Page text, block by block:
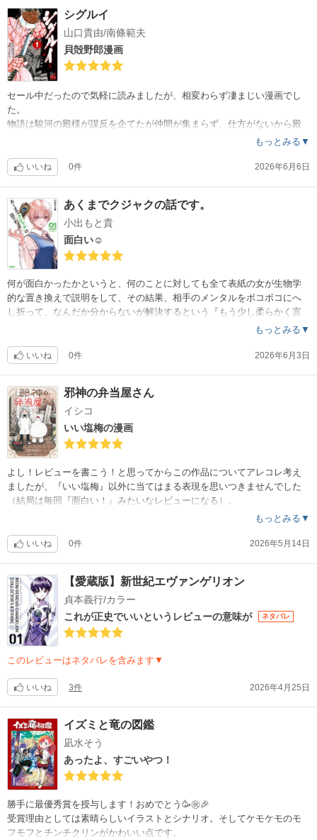
シグルイ
山口貴由/南條範夫
貝殻野郎漫画
セール中だったので気軽に読みましたが、相変わらず凄まじい漫画でし
た。
物語は駿河の殿様が謀反を企てたが仲間が集まらず、仕方がないから殿
の眼前で試合（殺し合い）をする事で殿の気を紛らわせるといった内容
がこの作品です。
察し）
クソが詰まった腸が舞い散ったり、グロいシーンは多めですが、面白い
のは間違い無いです。カリスマ道場主や牛鬼の兄貴等、武士達の壮絶な
一生を是非ご覧ください。
（他の方のレビュー通り、11巻以降は原作回収と多分第二試合の準備（
原作未読）などで動きがあまり無かったです。また、第二試合について
は主人公？の魅力が無さすぎて（むしろ気持ち悪い）続編も無くなった
感じでしょうかね）
もっとみる▼
いいね 0件 2026年6月6日
あくまでクジャクの話です。
小出もと貴
面白い☺️
何が面白かったかというと、何のことに対しても全て表紙の女が生物学
的な置き換えで説明をして、その結果、相手のメンタルをボコボコにへ
し折って、なんだか分からないが解決するという『もう少し柔らかく言
色々あったようで、この２人の関係はこの先どうなるんですかね?
もっとみる▼
いいね 0件 2026年6月3日
邪神の弁当屋さん
イシコ
いい塩梅の漫画
よし！レビューを書こう！と思ってからこの作品についてアレコレ考え
ましたが、『いい塩梅』以外に当てはまる表現を思いつきませんでした
（結局は毎回『面白い！』みたいなレビューになる）。
最初から『主人公は過去に罪を抱えた神様で、贖罪の為に生きている』
と思っていて、最終巻はどうなるんだろう？とワクワクしながらページ
作品としては、ほのぼの系に謎もあり、まあとにかくいい塩梅の漫画で
した☺️
もっとみる▼
いいね 0件 2026年5月14日
【愛蔵版】新世紀エヴァンゲリオン
貞本義行/カラー
これが正史でいいというレビューの意味が
ネタバレ
このレビューはネタバレを含みます▼
いいね 3件 2026年4月25日
イズミと竜の図鑑
凪水そう
あったよ、すごいやつ！
勝手に最優秀賞を授与します！おめでとう🥳㊗️🎉
受賞理由としては素晴らしいイラストとシナリオ。そしてケモケモのモ
フモフとチンチクリンがかわいい点です。